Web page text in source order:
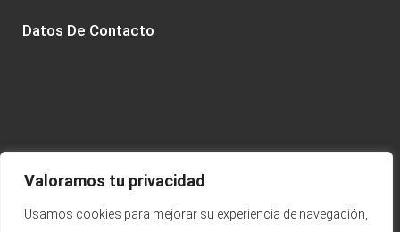
Valoramos tu privacidad
Usamos cookies para mejorar su experiencia de navegación,
Datos De Contacto
Calle Fernando el Católico, 5